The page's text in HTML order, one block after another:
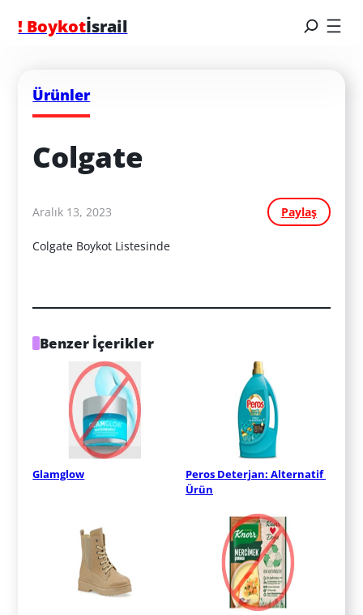
! Boykotİsrail
Ürünler
Colgate
Aralık 13, 2023 Paylaş
Colgate Boykot Listesinde
Benzer İçerikler
Glamglow
Peros Deterjan: Alternatif
Ürün